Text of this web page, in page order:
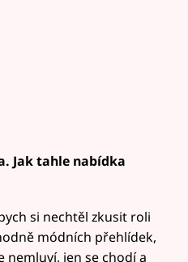
Jak tahle nabídka
si nechtěl zkusit roli
módních přehlídek,
nemluví, jen se chodí a